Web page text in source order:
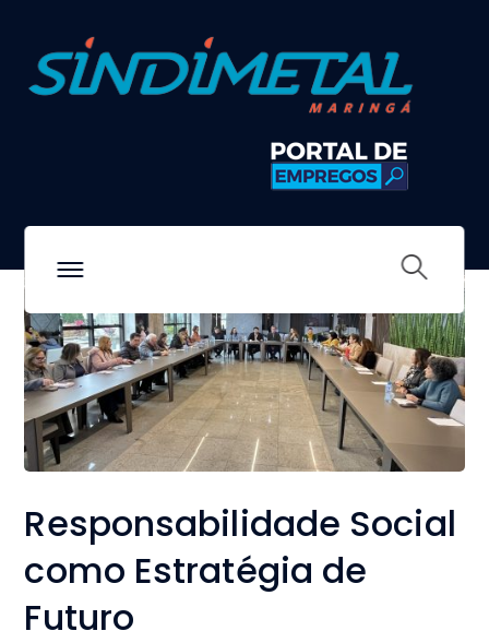
Responsabilidade Social
como Estratégia de
Futuro